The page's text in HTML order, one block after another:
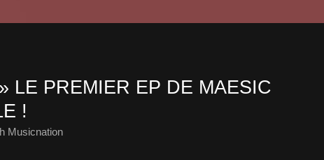
LE PREMIER EP DE MAESIC
!
Musicnation